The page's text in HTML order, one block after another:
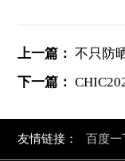
上一篇： 不只防
下一篇：
友情链接： 百度一